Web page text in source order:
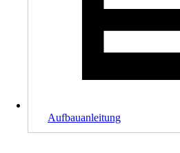
Aufbauanleitung